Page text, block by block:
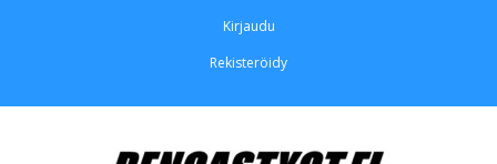
Kirjaudu
Rekisteröidy